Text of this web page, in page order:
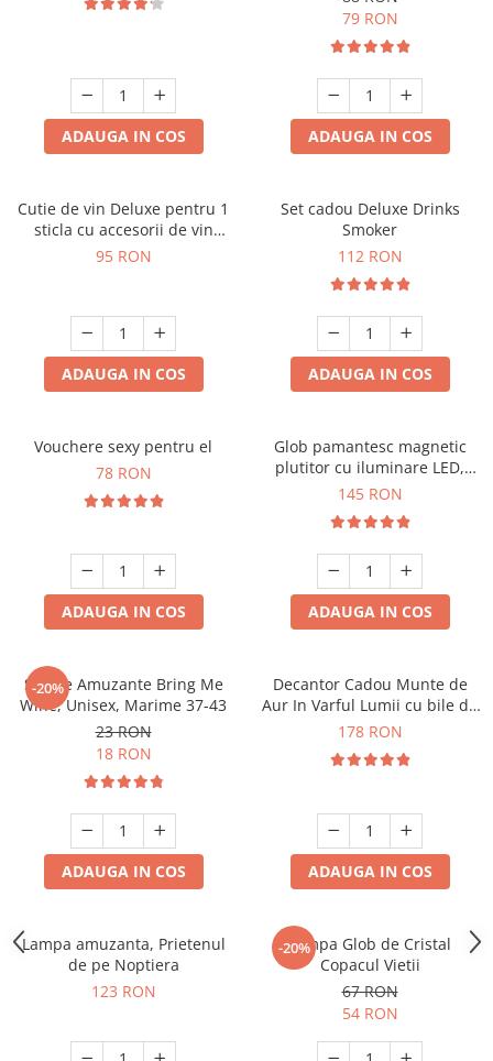
ADAUGA IN COS
79 RON
ADAUGA IN COS
Cutie de vin Deluxe pentru 1
sticla cu accesorii de vin
incluse interior oranj
95 RON
ADAUGA IN COS
Set cadou Deluxe Drinks
Smoker
112 RON
ADAUGA IN COS
Vouchere sexy pentru el
78 RON
ADAUGA IN COS
Glob pamantesc magnetic
plutitor cu iluminare LED,
Forma C
145 RON
ADAUGA IN COS
-20%
Sosete Amuzante Bring Me
Wine, Unisex, Marime 37-43
23 RON
18 RON
ADAUGA IN COS
Decantor Cadou Munte de
Aur In Varful Lumii cu bile de
curatare
178 RON
ADAUGA IN COS
Lampa amuzanta, Prietenul
de pe Noptiera
123 RON
-20%
Lampa Glob de Cristal
Copacul Vietii
67 RON
54 RON